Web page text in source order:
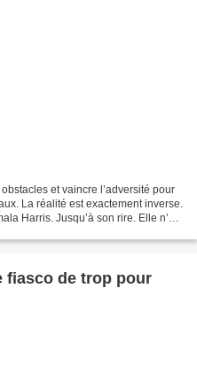
et vaincre l’adversité pour
La réalité est exactement inverse.
Harris. Jusqu’à son rire. Elle n’a
fiasco de trop pour